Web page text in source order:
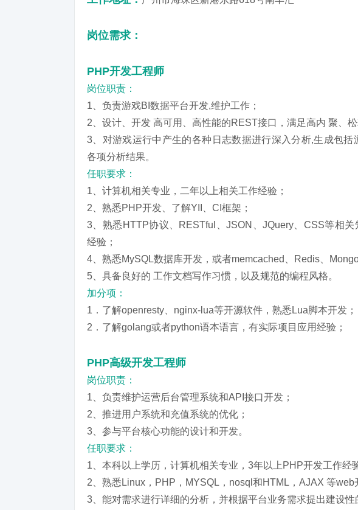
岗位需求：
PHP开发工程师
岗位职责：
1、负责游戏BI数据平台开发,维护工作；
2、设计、开发 高可用、高性能的REST接口，满足高内 聚、
3、对游戏运行中产生的各种日志数据进行深入分析,生成包
各项分析结果。
任职要求：
1、计算机相关专业，二年以上相关工作经验；
2、熟悉PHP开发、了解YII、CI框架；
3、熟悉HTTP协议、RESTful、JSON、JQuery、CSS等相
经验；
4、熟悉MySQL数据库开发，或者memcached、Redis、
5、具备良好的 工作文档写作习惯，以及规范的编程风格。
加分项：
1．了解openresty、nginx-lua等开源软件，熟悉Lua脚本开发；
2．了解golang或者python语本语言，有实际项目应用经验；
PHP高级开发工程师
岗位职责：
1、负责维护运营后台管理系统和API接口开发；
2、推进用户系统和充值系统的优化；
3、参与平台核心功能的设计和开发。
任职要求：
1、本科以上学历，计算机相关专业，3年以上PHP开发工作经
2、熟悉Linux，PHP，MYSQL，nosql和HTML，AJAX 等web
3、能对需求进行详细的分析，并根据平台业务需求提出建设性